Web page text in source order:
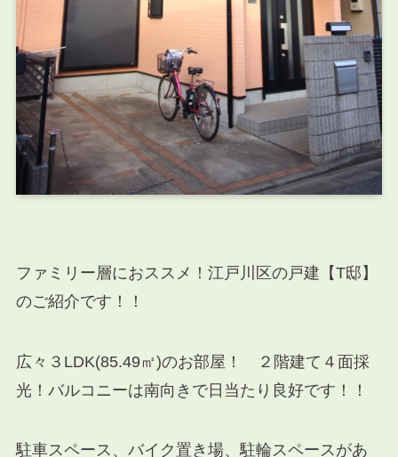
ファミリー層におススメ！江戸川区の戸建【T邸】
のご紹介です！！
広々３LDK(85.49㎡)のお部屋！ ２階建て４面採
光！バルコニーは南向きで日当たり良好です！！
駐車スペース、バイク置き場、駐輪スペースがあ